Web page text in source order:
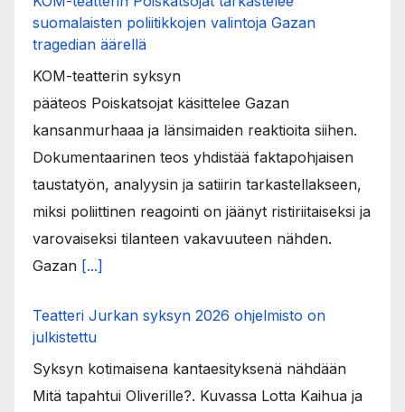
suomalaisten poliitikkojen valintoja Gazan
tragedian äärellä
KOM-teatterin syksyn
pääteos Poiskatsojat käsittelee Gazan
kansanmurhaaa ja länsimaiden reaktioita siihen.
Dokumentaarinen teos yhdistää faktapohjaisen
taustatyön, analyysin ja satiirin tarkastellakseen,
miksi poliittinen reagointi on jäänyt ristiriitaiseksi ja
varovaiseksi tilanteen vakavuuteen nähden.
Gazan [...]
Teatteri Jurkan syksyn 2026 ohjelmisto on
julkistettu
Syksyn kotimaisena kantaesityksenä nähdään
Mitä tapahtui Oliverille?. Kuvassa Lotta Kaihua ja